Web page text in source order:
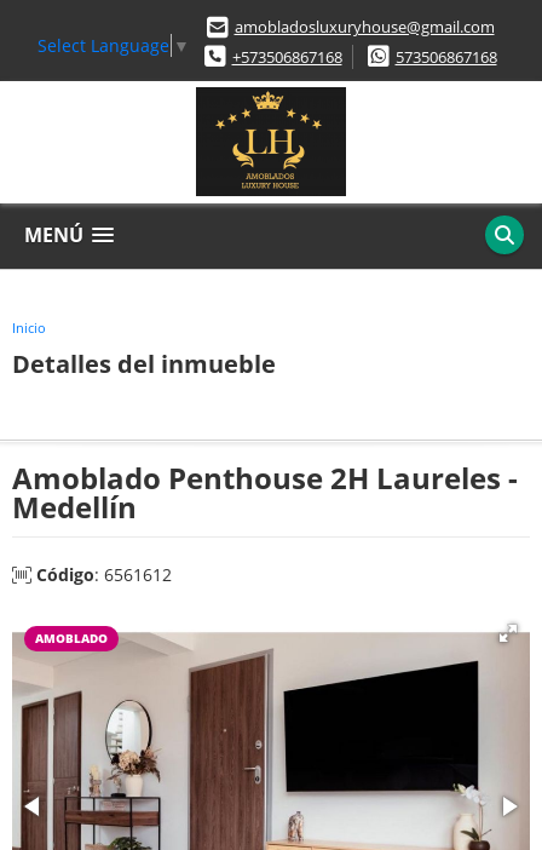
Select Language ▼
amobladosluxuryhouse@gmail.com
+573506867168
573506867168
MENÚ
Inicio
Detalles del inmueble
Amoblado Penthouse 2H Laureles -
Medellín
Código: 6561612
AMOBLADO